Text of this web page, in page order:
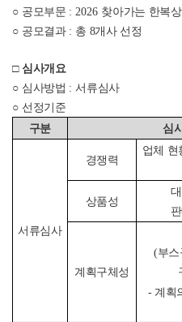
○ 공모부문 : 2026 찾아가는 한복
○ 공모결과 : 총 8개사 선정
□ 심사개요
○ 심사방법 :서류심사
○ 선정기준
구분
심
서류심사
경쟁력
업체 현
상품성
계획구체성
(부스
- 계획